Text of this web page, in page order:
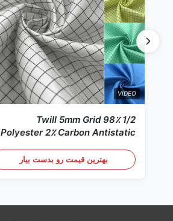
VIDEO
1/2 Twill 5mm Grid 98٪
Polyester 2٪ Carbon Antistatic
بهترین قیمت رو بدست بیار